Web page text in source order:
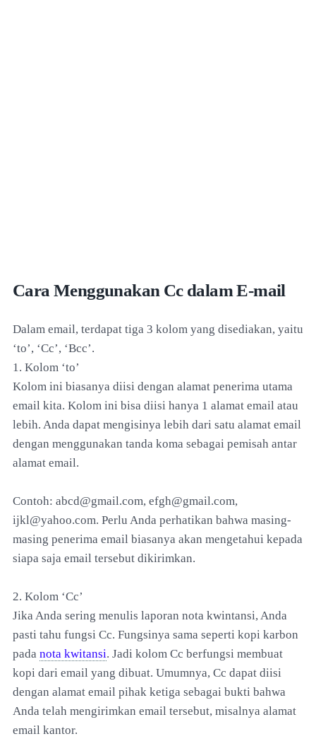
Cara Menggunakan Cc dalam E-mail
Dalam email, terdapat tiga 3 kolom yang disediakan, yaitu
‘to’, ‘Cc’, ‘Bcc’.
1. Kolom ‘to’
Kolom ini biasanya diisi dengan alamat penerima utama
email kita. Kolom ini bisa diisi hanya 1 alamat email atau
lebih. Anda dapat mengisinya lebih dari satu alamat email
dengan menggunakan tanda koma sebagai pemisah antar
alamat email.
Contoh: abcd@gmail.com, efgh@gmail.com,
ijkl@yahoo.com. Perlu Anda perhatikan bahwa masing-
masing penerima email biasanya akan mengetahui kepada
siapa saja email tersebut dikirimkan.
2. Kolom ‘Cc’
Jika Anda sering menulis laporan nota kwintansi, Anda
pasti tahu fungsi Cc. Fungsinya sama seperti kopi karbon
pada nota kwitansi. Jadi kolom Cc berfungsi membuat
kopi dari email yang dibuat. Umumnya, Cc dapat diisi
dengan alamat email pihak ketiga sebagai bukti bahwa
Anda telah mengirimkan email tersebut, misalnya alamat
email kantor.